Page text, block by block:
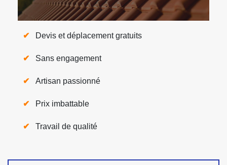
Devis et déplacement gratuits
Sans engagement
Artisan passionné
Prix imbattable
Travail de qualité